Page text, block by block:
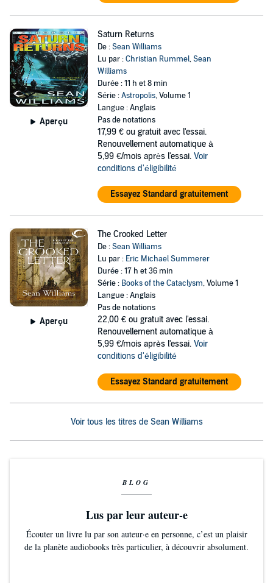
Aperçu
Saturn Returns
De :Sean Williams
Lu par :Christian Rummel,Sean
Williams
Durée : 11 h et 8 min
Série :Astropolis, Volume 1
Langue : Anglais
Pas de notations
17,99 € ou gratuit avec l'essai.
Renouvellement automatique à
5,99 €/mois après l'essai. Voir
conditions d'éligibilité
Essayez Standard gratuitement
Aperçu
The Crooked Letter
De :Sean Williams
Lu par : Eric Michael Summerer
Durée : 17 h et 36 min
Série : Books of the Cataclysm, Volume 1
Langue : Anglais
Pas de notations
22,00 € ou gratuit avec l'essai.
Renouvellement automatique à
5,99 €/mois après l'essai. Voir
conditions d'éligibilité
Essayez Standard gratuitement
Voir tous les titres de Sean Williams
BLOG
Lus par leur auteur-e
Écouter un livre lu par son auteur·e en personne, c’est un plaisir
de la planète audiobooks très particulier, à découvrir absolument.